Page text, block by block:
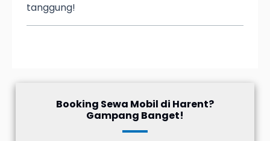
tanggung!
Booking Sewa Mobil di Harent?
Gampang Banget!